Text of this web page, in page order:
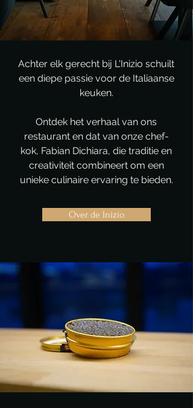
Achter elk gerecht bij L'Inizio schuilt
een diepe passie voor de Italiaanse
keuken.
Ontdek het verhaal van ons
restaurant en dat van onze chef-
kok, Fabian Dichiara, die traditie en
creativiteit combineert om een
unieke culinaire ervaring te bieden.
Over de Inizio